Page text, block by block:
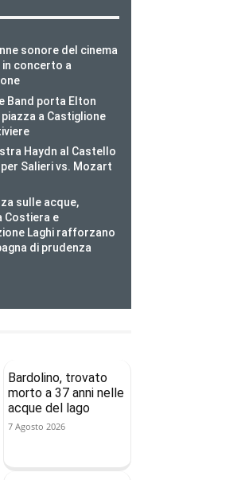
sonore del cinema
concerto a
Band porta Elton
a Castiglione
Haydn al Castello
Salieri vs. Mozart
sulle acque,
Costiera e
Laghi rafforzano
di prudenza
Bardolino, trovato
morto a 37 anni nelle
acque del lago
7 Agosto 2026